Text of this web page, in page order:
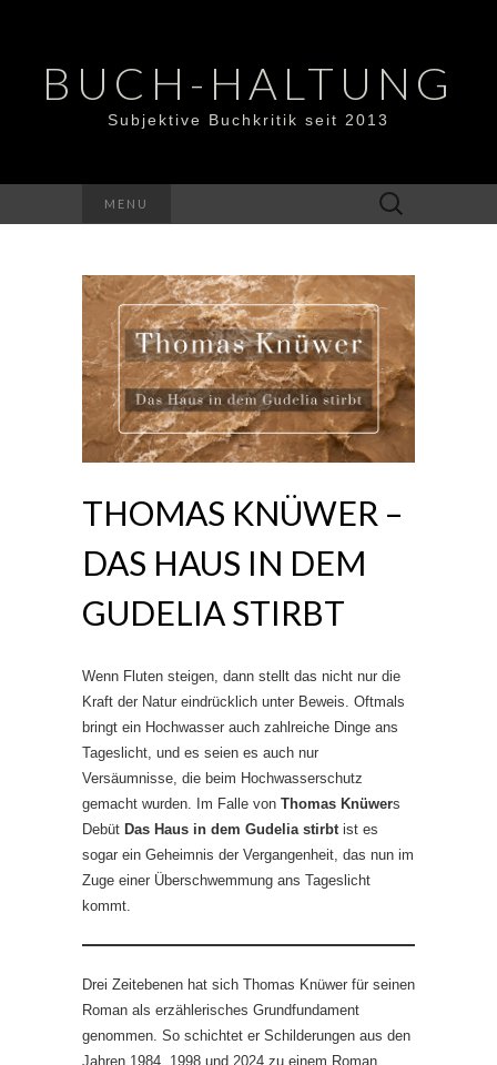
BUCH-HALTUNG
Subjektive Buchkritik seit 2013
MENU
Suchen
nach:
THOMAS KNÜWER –
DAS HAUS IN DEM
GUDELIA STIRBT
Wenn Fluten steigen, dann stellt das nicht nur die
Kraft der Natur eindrücklich unter Beweis. Oftmals
bringt ein Hochwasser auch zahlreiche Dinge ans
Tageslicht, und es seien es auch nur
Versäumnisse, die beim Hochwasserschutz
gemacht wurden. Im Falle von Thomas Knüwers
Debüt Das Haus in dem Gudelia stirbt ist es
sogar ein Geheimnis der Vergangenheit, das nun im
Zuge einer Überschwemmung ans Tageslicht
kommt.
Drei Zeitebenen hat sich Thomas Knüwer für seinen
Roman als erzählerisches Grundfundament
genommen. So schichtet er Schilderungen aus den
Jahren 1984, 1998 und 2024 zu einem Roman